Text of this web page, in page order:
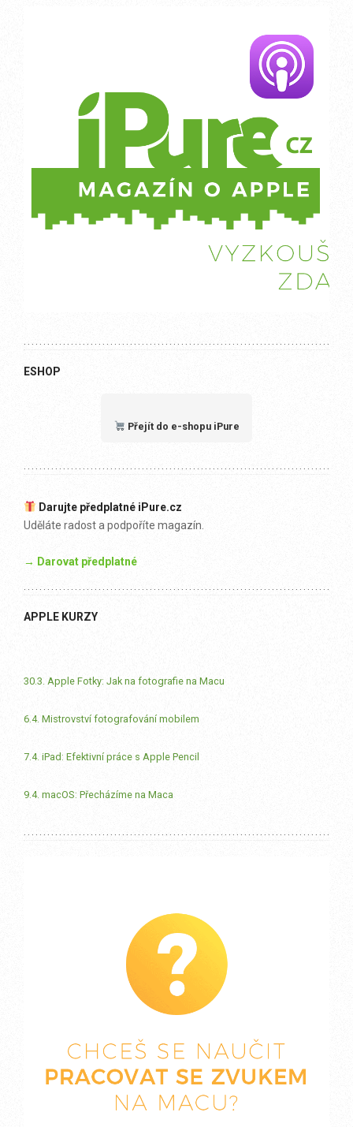
ESHOP
Přejít do e-shopu iPure
Darujte předplatné iPure.cz
Uděláte radost a podpoříte magazín.
→ Darovat předplatné
APPLE KURZY
30.3. Apple Fotky: Jak na fotografie na Macu
6.4. Mistrovství fotografování mobilem
7.4. iPad: Efektivní práce s Apple Pencil
9.4. macOS: Přecházíme na Maca